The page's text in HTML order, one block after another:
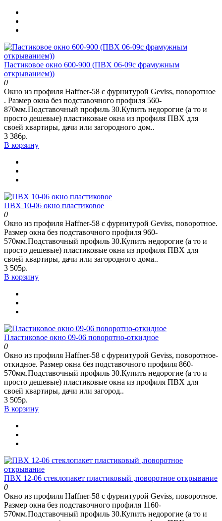
Пастиковое окно 600-900 (ПВХ 06-09с фрамужным
открыванием))
0
Окно из профиля Haffner-58 c фурнитурой Geviss, поворотное
. Размер окна без подставочного профиля 560-
870мм.Подставочный профиль 30.Купить недорогие (а то и
просто дешевые) пластиковые окна из профиля ПВХ для
своей квартиры, дачи или загородного дом..
3 386р.
В корзину
ПВХ 10-06 окно пластиковое
0
Окно из профиля Haffner-58 c фурнитурой Geviss, поворотное.
Размер окна без подставочного профиля 960-
570мм.Подставочный профиль 30.Купить недорогие (а то и
просто дешевые) пластиковые окна из профиля ПВХ для
своей квартиры, дачи или загородного дома..
3 505р.
В корзину
Пластиковое окно 09-06 поворотно-откидное
0
Окно из профиля Haffner-58 c фурнитурой Geviss, поворотное-
откидное. Размер окна без подставочного профиля 860-
570мм.Подставочный профиль 30.Купить недорогие (а то и
просто дешевые) пластиковые окна из профиля ПВХ для
своей квартиры, дачи или загород..
3 505р.
В корзину
ПВХ 12-06 стеклопакет пластиковый ,поворотное открывание
0
Окно из профиля Haffner-58 c фурнитурой Geviss, поворотное.
Размер окна без подставочного профиля 1160-
570мм.Подставочный профиль 30.Купить недорогие (а то и